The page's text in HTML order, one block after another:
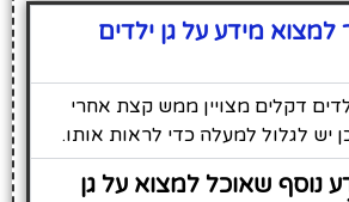
מידע על גן ילדים
דקלים מצויין ממש קצת אחרי
יש לגלול למעלה כדי לראות אותו.
נוסף שאוכל למצוא על גן